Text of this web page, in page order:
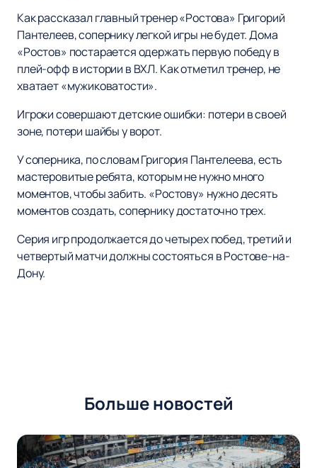
Как рассказал главный тренер «Ростова» Григорий
Пантелеев, сопернику легкой игры не будет. Дома
«Ростов» постарается одержать первую победу в
плей-офф в истории в ВХЛ. Как отметил тренер, не
хватает «мужиковатости».
Игроки совершают детские ошибки: потери в своей
зоне, потери шайбы у ворот.
У соперника, по словам Григория Пантелеева, есть
мастеровитые ребята, которым не нужно много
моментов, чтобы забить. «Ростову» нужно десять
моментов создать, сопернику достаточно трех.
Серия игр продолжается до четырех побед, третий и
четвертый матчи должны состояться в Ростове-на-
Дону.
Больше новостей